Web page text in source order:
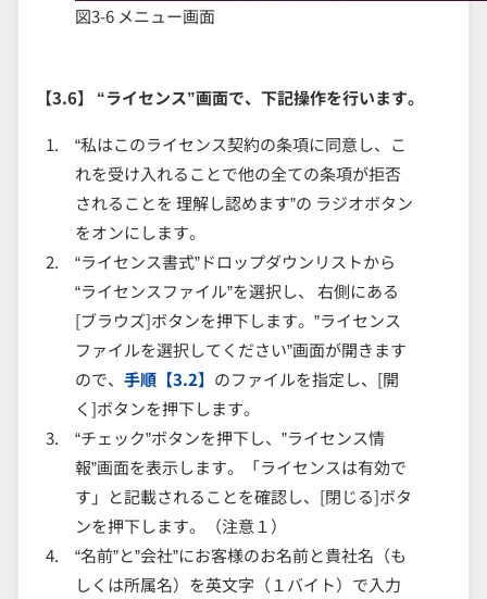
図3-6 メニュー画面
【3.6】 “ライセンス”画面で、下記操作を行います。
“私はこのライセンス契約の条項に同意し、こ
れを受け入れることで他の全ての条項が拒否
されることを 理解し認めます”の ラジオボタン
をオンにします。
“ライセンス書式”ドロップダウンリストから
“ライセンスファイル”を選択し、 右側にある
[ブラウズ]ボタンを押下します。”ライセンス
ファイルを選択してください”画面が開きます
ので、 手順【3.2】 のファイルを指定し、[開
く]ボタンを押下します。
“チェック”ボタンを押下し、”ライセンス情
報”画面を表示します。「ライセンスは有効で
す」と記載されることを確認し、[閉じる]ボタ
ンを押下します。（注意１）
“名前”と”会社”にお客様のお名前と貴社名（も
しくは所属名）を英文字（１バイト）で入力